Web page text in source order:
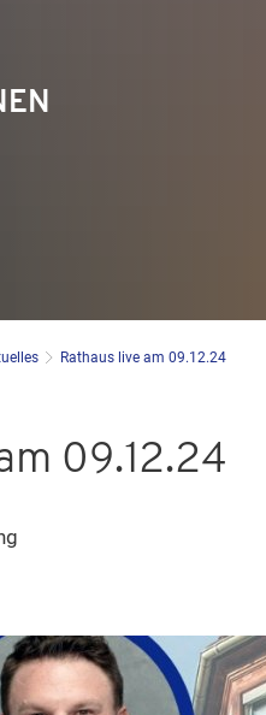
Rathaus live am 09.12.24
09.12.24